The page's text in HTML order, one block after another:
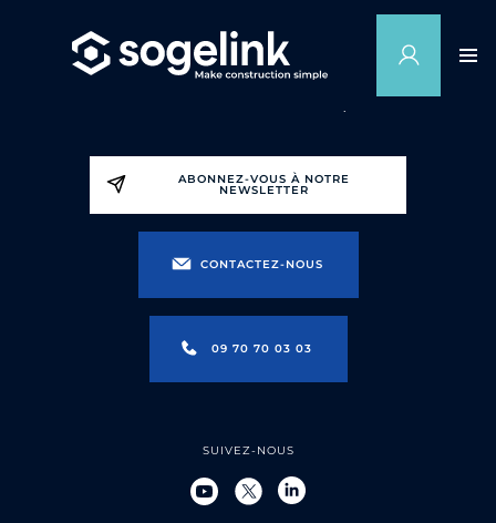
ABONNEZ-VOUS À NOTRE
NEWSLETTER
CONTACTEZ-NOUS
09 70 70 03 03
SUIVEZ-NOUS